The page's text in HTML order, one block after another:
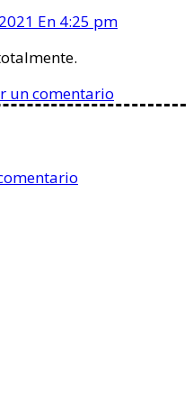
En 4:25 pm
un comentario